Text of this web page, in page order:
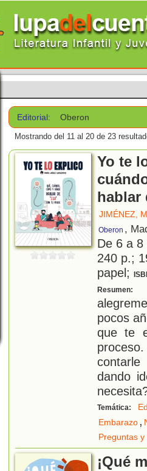
Editorial: Oberon
Mostrando del 11 al 20 de 23
Yo te
JIMÉNEZ,
Oberon ,
De 6 a
240 p.;
papel;
Resumen:
pocos
que te
dando
Temática:
Embarazo,
Preguntas
¡Qué